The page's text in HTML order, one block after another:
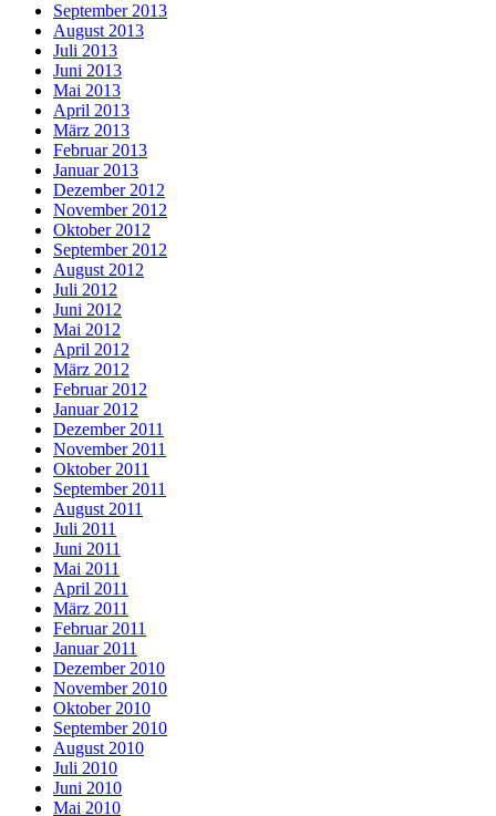
September 2013
August 2013
Juli 2013
Juni 2013
Mai 2013
April 2013
März 2013
Februar 2013
Januar 2013
Dezember 2012
November 2012
Oktober 2012
September 2012
August 2012
Juli 2012
Juni 2012
Mai 2012
April 2012
März 2012
Februar 2012
Januar 2012
Dezember 2011
November 2011
Oktober 2011
September 2011
August 2011
Juli 2011
Juni 2011
Mai 2011
April 2011
März 2011
Februar 2011
Januar 2011
Dezember 2010
November 2010
Oktober 2010
September 2010
August 2010
Juli 2010
Juni 2010
Mai 2010